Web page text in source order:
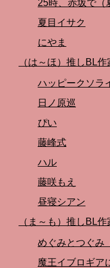
25時、赤坂で（
夏目イサク
にやま
（は～ほ）推しBL
ハッピークソラ
日ノ原巡
ぴい
藤峰式
ハル
藤咲もえ
昼寝シアン
（ま～も）推しBL
めぐみとつぐみ
魔王イブロギア